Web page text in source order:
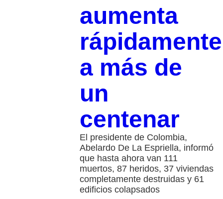
aumenta
rápidamente
a más de
un
centenar
El presidente de Colombia,
Abelardo De La Espriella, informó
que hasta ahora van 111
muertos, 87 heridos, 37 viviendas
completamente destruidas y 61
edificios colapsados